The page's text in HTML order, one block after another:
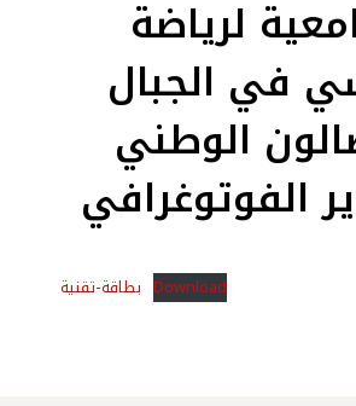
لرياضة
في الجبال
الوطني
الفوتوغرافي
بطاقة-تقنية Download